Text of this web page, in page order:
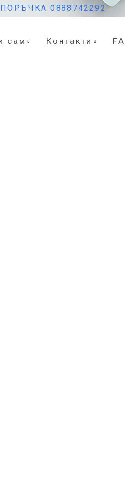
0888742292
сам Контакти